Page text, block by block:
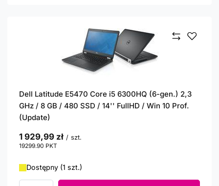
Dell Latitude E5470 Core i5 6300HQ (6-gen.) 2,3
GHz / 8 GB / 480 SSD / 14'' FullHD / Win 10 Prof.
(Update)
1 929,99 zł / szt.
19299.90 PKT
Dostępny (1 szt.)